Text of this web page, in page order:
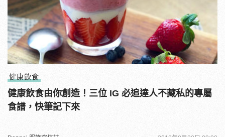
健康飲食
健康飲食由你創造！三位 IG 必追達人不藏私的專屬
食譜，快筆記下來